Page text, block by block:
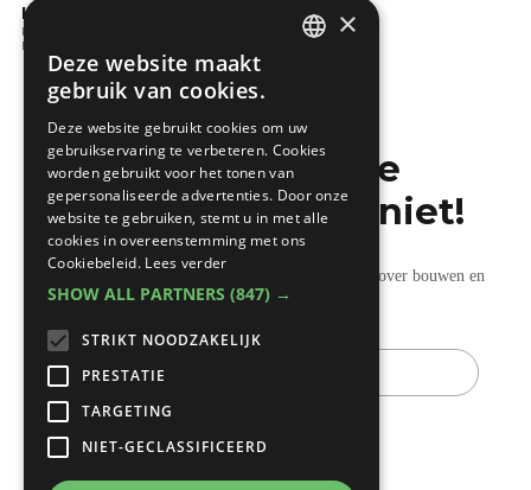
KBC: Wat is een hypothecaire lening?
Kopen en verkopen
Financiele aspecten
Mis de laatste
bouwnieuwtjes niet!
Ontvang onze wekelijkse updates vol nuttige tips over bouwen en
verbouwen.
E-
mail
×
Deze website maakt
gebruik van cookies.
Deze website gebruikt cookies om uw
gebruikservaring te verbeteren. Cookies
worden gebruikt voor het tonen van
gepersonaliseerde advertenties. Door onze
website te gebruiken, stemt u in met alle
cookies in overeenstemming met ons
Cookiebeleid. Lees verder
SHOW ALL PARTNERS (847) →
STRIKT NOODZAKELIJK
PRESTATIE
TARGETING
NIET-GECLASSIFICEERD